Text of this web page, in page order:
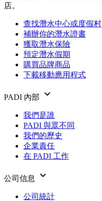
店。
查找潛水中心或度假村
補辦你的潛水證書
獲取潛水保險
預定潛水假期
購買品牌商品
下載移動應用程式
PADI 內部 keyboard_arrow_down
我們是誰
PADI 與眾不同
我們的歷史
企業責任
在 PADI 工作
公司信息 keyboard_arrow_down
公司統計